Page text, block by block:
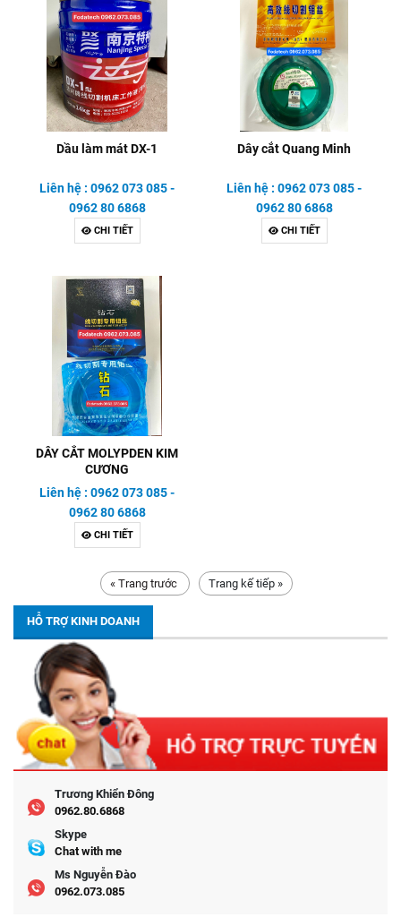
HỖ TRỢ KINH DOANH
Trương Khiển Đông
0962.80.6868
Skype
Chat with me
Ms Nguyễn Đào
0962.073.085
Dầu làm mát DX-1
Liên hệ : 0962 073 085 -
0962 80 6868
CHI TIẾT
Dây cắt Quang Minh
Liên hệ : 0962 073 085 -
0962 80 6868
CHI TIẾT
DÂY CẮT MOLYPDEN KIM
CƯƠNG
Liên hệ : 0962 073 085 -
0962 80 6868
CHI TIẾT
« Trang trước Trang kế tiếp »